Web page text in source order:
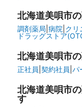
北海道美唄市の
調剤薬局 病院 クリ
ドラッグストア
北海道美唄市の
正社員 契約社員 パ
北海道美唄市の
す